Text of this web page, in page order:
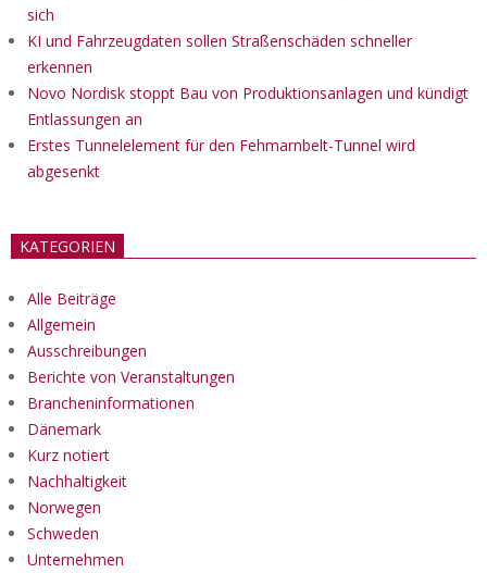
sich
KI und Fahrzeugdaten sollen Straßenschäden schneller
erkennen
Novo Nordisk stoppt Bau von Produktionsanlagen und kündigt
Entlassungen an
Erstes Tunnelelement für den Fehmarnbelt-Tunnel wird
abgesenkt
KATEGORIEN
Alle Beiträge
Allgemein
Ausschreibungen
Berichte von Veranstaltungen
Brancheninformationen
Dänemark
Kurz notiert
Nachhaltigkeit
Norwegen
Schweden
Unternehmen